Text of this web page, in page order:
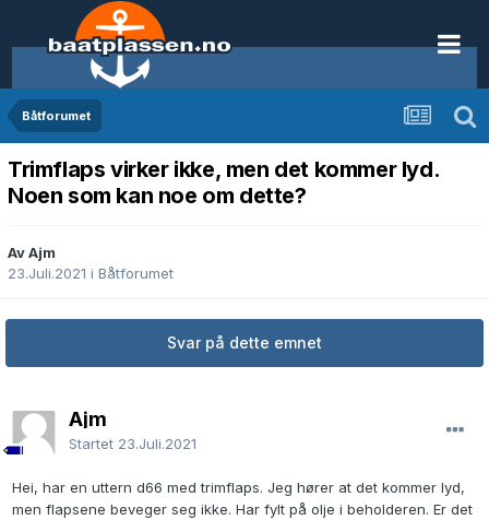
Båtforumet
Trimflaps virker ikke, men det kommer lyd.
Noen som kan noe om dette?
Av Ajm
23.Juli.2021 i Båtforumet
Svar på dette emnet
Ajm
Startet 23.Juli.2021
Hei, har en uttern d66 med trimflaps. Jeg hører at det kommer lyd,
men flapsene beveger seg ikke. Har fylt på olje i beholderen. Er det